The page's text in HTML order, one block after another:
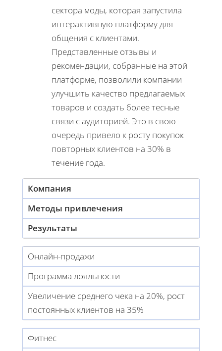
сектора моды, которая запустила
интерактивную платформу для
общения с клиентами.
Представленные отзывы и
рекомендации, собранные на этой
платформе, позволили компании
улучшить качество предлагаемых
товаров и создать более тесные
связи с аудиторией. Это в свою
очередь привело к росту покупок
повторных клиентов на 30% в
течение года.
Компания
Методы привлечения
Результаты
Онлайн-продажи
Программа лояльности
Увеличение среднего чека на 20%, рост
постоянных клиентов на 35%
Фитнес